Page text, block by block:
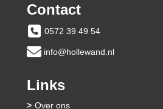
Contact
0572 39 49 54
info@hollewand.nl
Links
Over ons